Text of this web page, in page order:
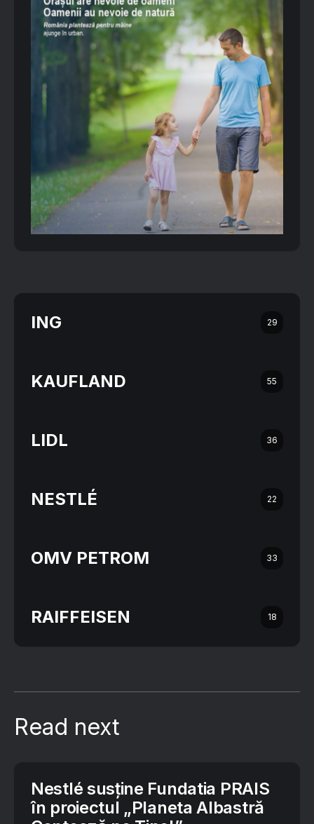
ING 29
KAUFLAND 55
LIDL 36
NESTLÉ 22
OMV PETROM 33
RAIFFEISEN 18
Read next
Nestlé susține Fundatia PRAIS
în proiectul „Planeta Albastră